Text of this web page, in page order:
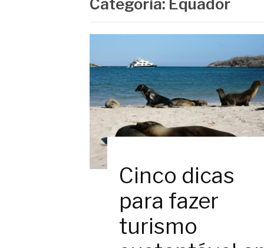
Categoria: Equador
Cinco dicas
para fazer
turismo